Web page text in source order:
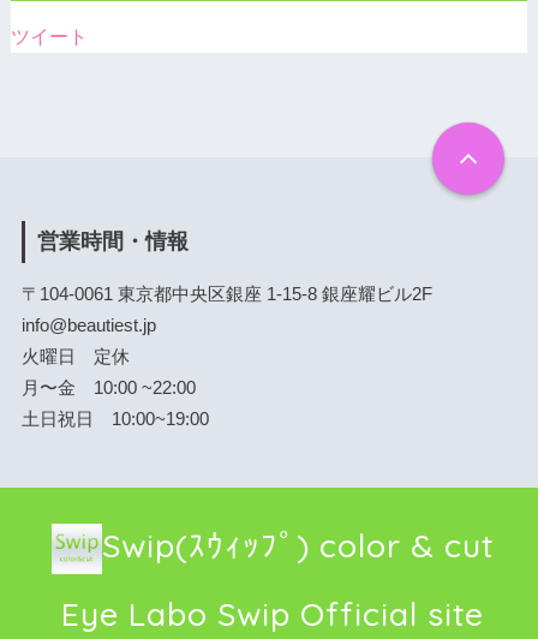
ツイート
営業時間・情報
〒104-0061 東京都中央区銀座 1-15-8 銀座耀ビル2F
info@beautiest.jp
火曜日 定休
月〜金 10:00 ~22:00
土日祝日 10:00~19:00
Swip(ｽｳｨｯﾌﾟ) color & cut
Eye Labo Swip Official site